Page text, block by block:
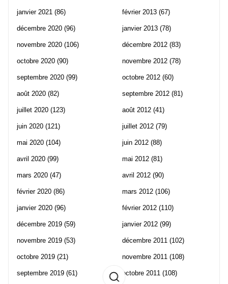
janvier 2021 (86)
décembre 2020 (96)
novembre 2020 (106)
octobre 2020 (90)
septembre 2020 (99)
août 2020 (82)
juillet 2020 (123)
juin 2020 (121)
mai 2020 (104)
avril 2020 (99)
mars 2020 (47)
février 2020 (86)
janvier 2020 (96)
décembre 2019 (59)
novembre 2019 (53)
octobre 2019 (21)
septembre 2019 (61)
février 2013 (67)
janvier 2013 (78)
décembre 2012 (83)
novembre 2012 (78)
octobre 2012 (60)
septembre 2012 (81)
août 2012 (41)
juillet 2012 (79)
juin 2012 (88)
mai 2012 (81)
avril 2012 (90)
mars 2012 (106)
février 2012 (110)
janvier 2012 (99)
décembre 2011 (102)
novembre 2011 (108)
octobre 2011 (108)